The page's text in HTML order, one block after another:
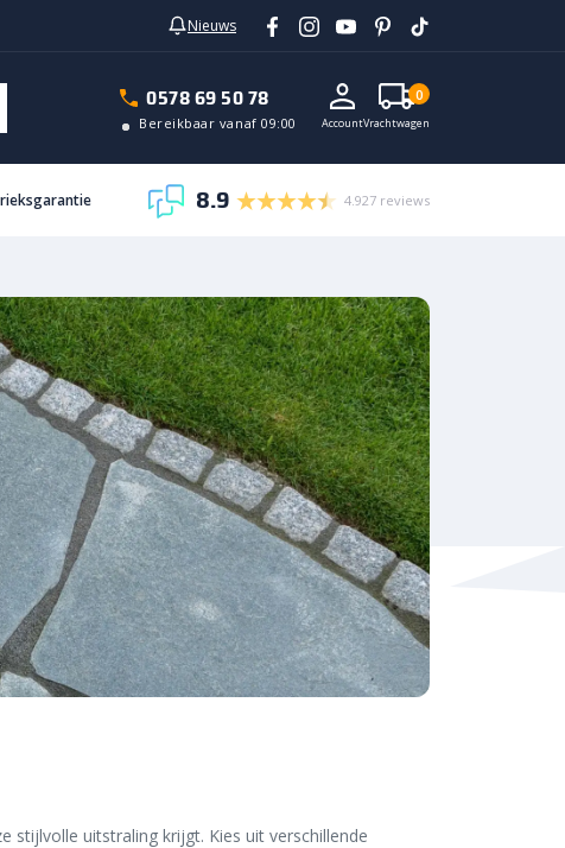
Nieuws
0578 69 50 78
Bereikbaar vanaf 09:00 AccountVrachtwagen
0
8.9 4.927 reviews
stijlvolle uitstraling krijgt. Kies uit verschillende